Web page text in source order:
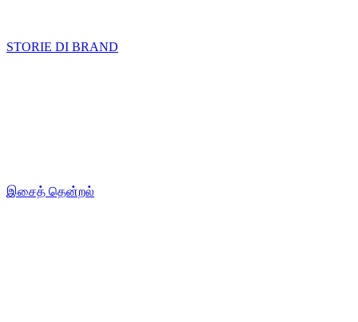
STORIE DI BRAND
இசைத் தென்றல்